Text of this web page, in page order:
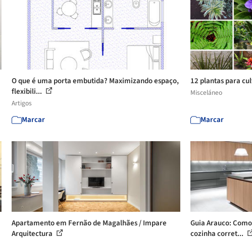
O que é uma porta embutida? Maximizando espaço,
flexibili...
Artigos
Marcar
12 plantas para
Misceláneo
Marcar
Apartamento em Fernão de Magalhães / Impare
Arquitectura
Guia Arauco:
cozinha corret...